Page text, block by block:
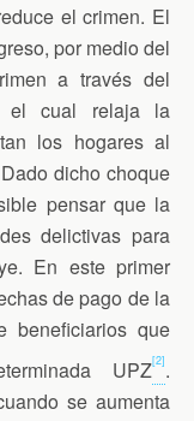
el crimen. El
por medio del
a través del
el cual relaja la
los hogares al
dicho choque
pensar que la
delictivas para
En este primer
de pago de la
beneficiarios que
UPZ[2].
se aumenta